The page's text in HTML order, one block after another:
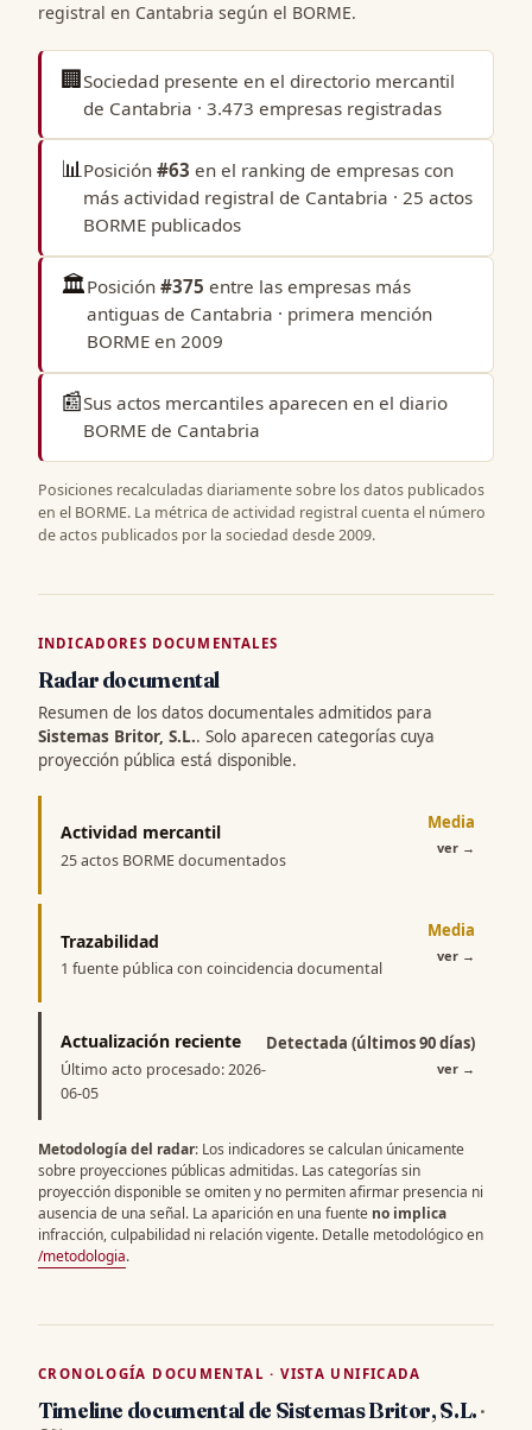
registral en Cantabria según el BORME.
🏢Sociedad presente en el directorio mercantil
de Cantabria · 3.473 empresas registradas
📊Posición #63 en el ranking de empresas con
más actividad registral de Cantabria · 25 actos
BORME publicados
🏛️Posición #375 entre las empresas más
antiguas de Cantabria · primera mención
BORME en 2009
📰Sus actos mercantiles aparecen en el diario
BORME de Cantabria
Posiciones recalculadas diariamente sobre los datos publicados
en el BORME. La métrica de actividad registral cuenta el número
de actos publicados por la sociedad desde 2009.
INDICADORES DOCUMENTALES
Radar documental
Resumen de los datos documentales admitidos para
Sistemas Britor, S.L.. Solo aparecen categorías cuya
proyección pública está disponible.
Actividad mercantil
25 actos BORME documentados
Media
ver →
Trazabilidad
1 fuente pública con coincidencia documental
Media
ver →
Actualización reciente
Último acto procesado: 2026-
06-05
Detectada (últimos 90 días)
ver →
Metodología del radar: Los indicadores se calculan únicamente
sobre proyecciones públicas admitidas. Las categorías sin
proyección disponible se omiten y no permiten afirmar presencia ni
ausencia de una señal. La aparición en una fuente no implica
infracción, culpabilidad ni relación vigente. Detalle metodológico en
/metodologia.
CRONOLOGÍA DOCUMENTAL · VISTA UNIFICADA
Timeline documental de Sistemas Britor, S.L.·